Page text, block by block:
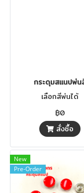
กระดุมสแนปพ่น
เลือกสีพ่นได้
฿0
สั่งซื้อ
New
Pre-Order